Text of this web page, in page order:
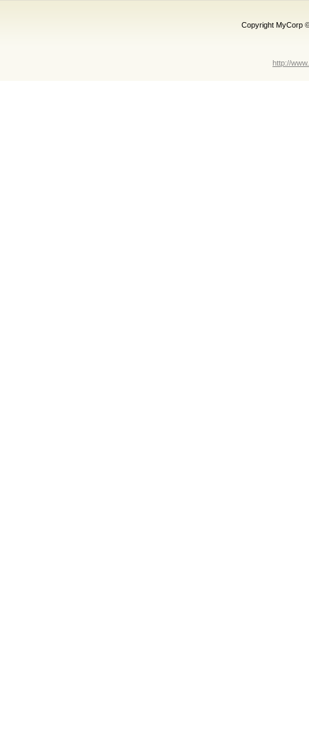
Copyright MyCorp
http://